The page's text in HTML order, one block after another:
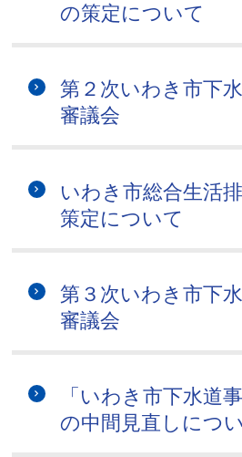
の策定について
第２次いわき市下
審議会
いわき市総合生活
策定について
第３次いわき市下
審議会
「いわき市下水道
の中間見直しにつ